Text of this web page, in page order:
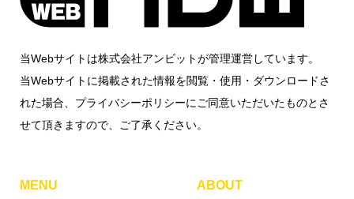
当Webサイトは株式会社アンビットが管理運営しています。
当Webサイトに掲載された情報を閲覧・使用・ダウンロードさ
れた場合、プライバシーポリシーにご同意いただいたものとさ
せて頂きますので、ご了承ください。
MENU ABOUT